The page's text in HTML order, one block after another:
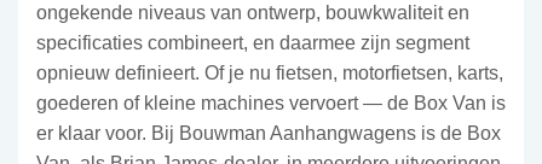
ongekende niveaus van ontwerp, bouwkwaliteit en
specificaties combineert, en daarmee zijn segment
opnieuw definieert. Of je nu fietsen, motorfietsen, karts,
goederen of kleine machines vervoert — de Box Van is
er klaar voor. Bij Bouwman Aanhangwagens is de Box